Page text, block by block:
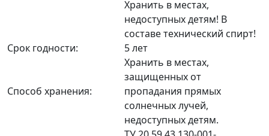
Хранить в местах,
недоступных детям! В
составе технический спирт!
Срок годности:
5 лет
Способ хранения:
Хранить в местах,
защищенных от
пропадания прямых
солнечных лучей,
недоступных детям.